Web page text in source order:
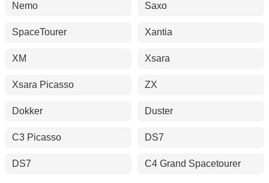
Nemo Saxo
SpaceTourer Xantia
XM Xsara
Xsara Picasso ZX
Dokker Duster
C3 Picasso DS7
DS7 C4 Grand Spacetourer